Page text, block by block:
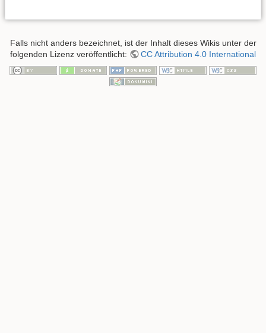
Falls nicht anders bezeichnet, ist der Inhalt dieses Wikis unter der
folgenden Lizenz veröffentlicht:
CC Attribution 4.0 International